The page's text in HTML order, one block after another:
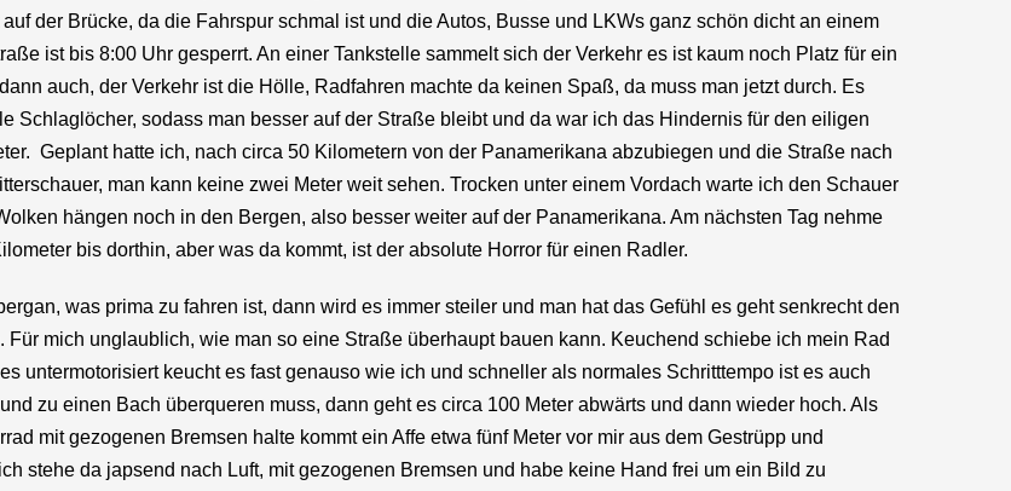
der Brücke, da die Fahrspur schmal ist und die Autos, Busse und LKWs ganz schön dicht an einem
ist bis 8:00 Uhr gesperrt. An einer Tankstelle sammelt sich der Verkehr es ist kaum noch Platz für ein
auch, der Verkehr ist die Hölle, Radfahren machte da keinen Spaß, da muss man jetzt durch. Es
Schlaglöcher, sodass man besser auf der Straße bleibt und da war ich das Hindernis für den eiligen
Geplant hatte ich, nach circa 50 Kilometern von der Panamerikana abzubiegen und die Straße nach
man kann keine zwei Meter weit sehen. Trocken unter einem Vordach warte ich den Schauer
hängen noch in den Bergen, also besser weiter auf der Panamerikana. Am nächsten Tag nehme
bis dorthin, aber was da kommt, ist der absolute Horror für einen Radler.
was prima zu fahren ist, dann wird es immer steiler und man hat das Gefühl es geht senkrecht den
mich unglaublich, wie man so eine Straße überhaupt bauen kann. Keuchend schiebe ich mein Rad
untermotorisiert keucht es fast genauso wie ich und schneller als normales Schritttempo ist es auch
zu einen Bach überqueren muss, dann geht es circa 100 Meter abwärts und dann wieder hoch. Als
mit gezogenen Bremsen halte kommt ein Affe etwa fünf Meter vor mir aus dem Gestrüpp und
stehe da japsend nach Luft, mit gezogenen Bremsen und habe keine Hand frei um ein Bild zu